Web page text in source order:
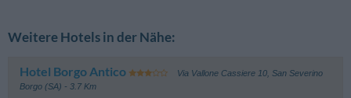
Weitere Hotels in der Nähe:
Hotel Borgo Antico Via Vallone Cassiere 10, San Severino
Borgo (SA) - 3.7 Km